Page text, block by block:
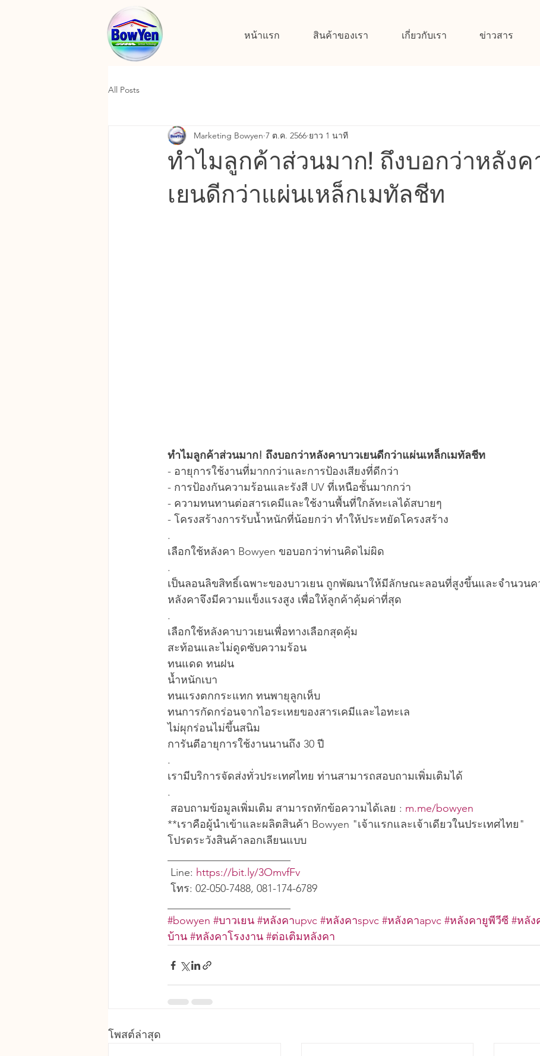
หน้าแรก สินค้าของเรา เกี่ยวกับเรา ข่าวสาร
All Posts
ทำไมลูกค้าส่วนมาก! ถึงบอกว่าหลังค
เยนดีกว่าแผ่นเหล็กเมทัลชีท
Marketing Bowyen 7 ต.ค. 2566 ยาว 1 นาที
ทำไมลูกค้าส่วนมาก! ถึงบอกว่าหลังคาบาวเยนดีกว่าแผ่นเหล็กเมทัลชีท
- อายุการใช้งานที่มากกว่าและการป้องเสียงที่ดีกว่า
- การป้องกันความร้อนและรังสี UV ที่เหนือชั้นมากกว่า
- ความทนทานต่อสารเคมีและใช้งานพื้นที่ใกล้ทะเลได้สบายๆ
- โครงสร้างการรับน้ำหนักที่น้อยกว่า ทำให้ประหยัดโครงสร้าง
.
เลือกใช้หลังคา Bowyen ขอบอกว่าท่านคิดไม่ผิด
.
เป็นลอนลิขสิทธิ์เฉพาะของบาวเยน ถูกพัฒนาให้มีลักษณะลอนที่สูงขึ้นและจำนวน
หลังคาจึงมีความแข็งแรงสูง เพื่อให้ลูกค้าคุ้มค่าที่สุด
.
เลือกใช้หลังคาบาวเยนเพื่อทางเลือกสุดคุ้ม
สะท้อนและไม่ดูดซับความร้อน
ทนแดด ทนฝน
น้ำหนักเบา
ทนแรงตกกระแทก ทนพายุลูกเห็บ
ทนการกัดกร่อนจากไอระเหยของสารเคมีและไอทะเล
ไม่ผุกร่อนไม่ขึ้นสนิม
การันตีอายุการใช้งานนานถึง 30 ปี
.
เรามีบริการจัดส่งทั่วประเทศไทย ท่านสามารถสอบถามเพิ่มเติมได้
.
สอบถามข้อมูลเพิ่มเติม สามารถทักข้อความได้เลย : m.me/bowyen
**เราคือผู้นำเข้าและผลิตสินค้า Bowyen "เจ้าแรกและเจ้าเดียวในประเทศไทย"
โปรดระวังสินค้าลอกเลียนแบบ
Line: https://bit.ly/3OmvfFv
โทร: 02-050-7488, 081-174-6789
#bowyen #บาวเยน #หลังคาupvc #หลังคาspvc #หลังคาapvc #หลังคายูพีวีซี #หลัง
บ้าน #หลังคาโรงงาน #ต่อเติมหลังคา
โพสต์ล่าสุด